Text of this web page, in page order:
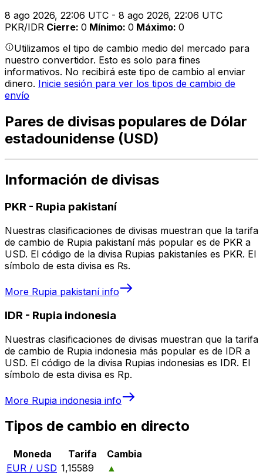
8 ago 2026, 22:06 UTC - 8 ago 2026, 22:06 UTC
PKR/IDR Cierre: 0 Mínimo: 0 Máximo: 0
Utilizamos el tipo de cambio medio del mercado para
nuestro convertidor. Esto es solo para fines
informativos. No recibirá este tipo de cambio al enviar
dinero. Inicie sesión para ver los tipos de cambio de
envío
Pares de divisas populares de Dólar
estadounidense (USD)
Información de divisas
PKR - Rupia pakistaní
Nuestras clasificaciones de divisas muestran que la tarifa
de cambio de Rupia pakistaní más popular es de PKR a
USD. El código de la divisa Rupias pakistaníes es PKR. El
símbolo de esta divisa es ₨.
More Rupia pakistaníinfo
IDR - Rupia indonesia
Nuestras clasificaciones de divisas muestran que la tarifa
de cambio de Rupia indonesia más popular es de IDR a
USD. El código de la divisa Rupias indonesias es IDR. El
símbolo de esta divisa es Rp.
More Rupia indonesia info
Tipos de cambio en directo
Moneda Tarifa
Cambia
EUR / USD 1,15589
▲